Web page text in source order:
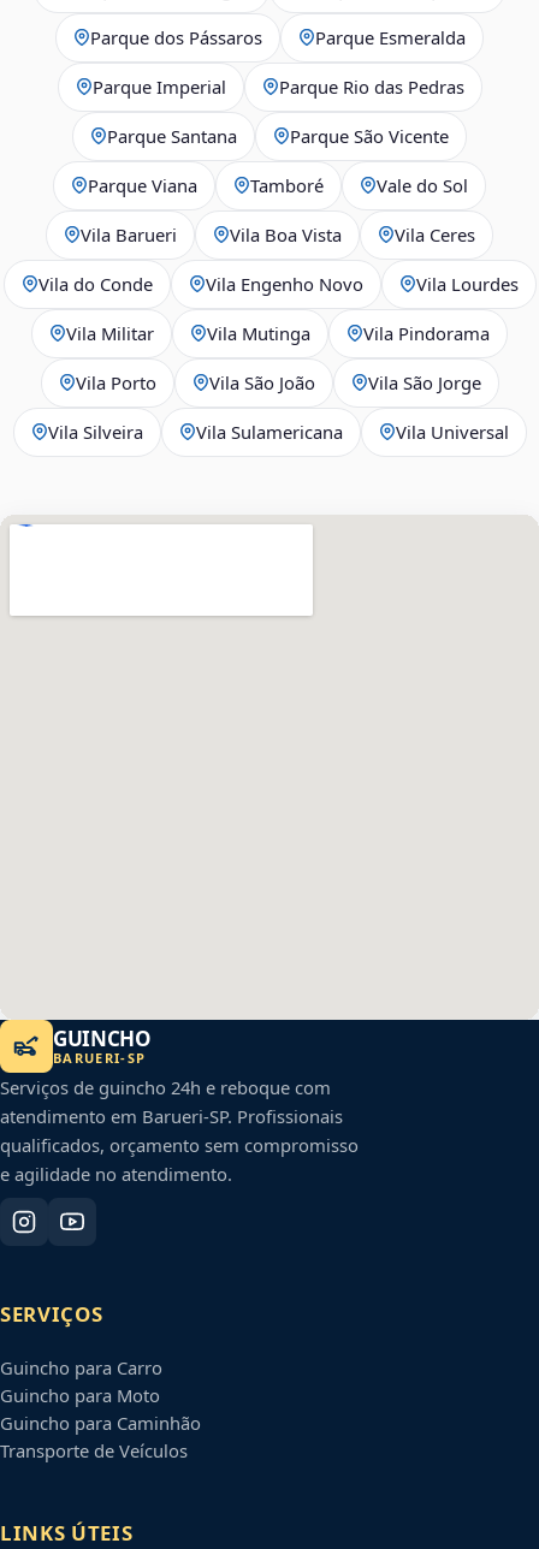
Parque dos Pássaros Parque Esmeralda
Parque Imperial Parque Rio das Pedras
Parque Santana Parque São Vicente
Parque Viana Tamboré Vale do Sol
Vila Barueri Vila Boa Vista Vila Ceres
Vila do Conde Vila Engenho Novo Vila Lourdes
Vila Militar Vila Mutinga Vila Pindorama
Vila Porto Vila São João Vila São Jorge
Vila Silveira Vila Sulamericana Vila Universal
GUINCHO
BARUERI-SP
Serviços de guincho 24h e reboque com
atendimento em Barueri-SP. Profissionais
qualificados, orçamento sem compromisso
e agilidade no atendimento.
SERVIÇOS
Guincho para Carro
Guincho para Moto
Guincho para Caminhão
Transporte de Veículos
LINKS ÚTEIS